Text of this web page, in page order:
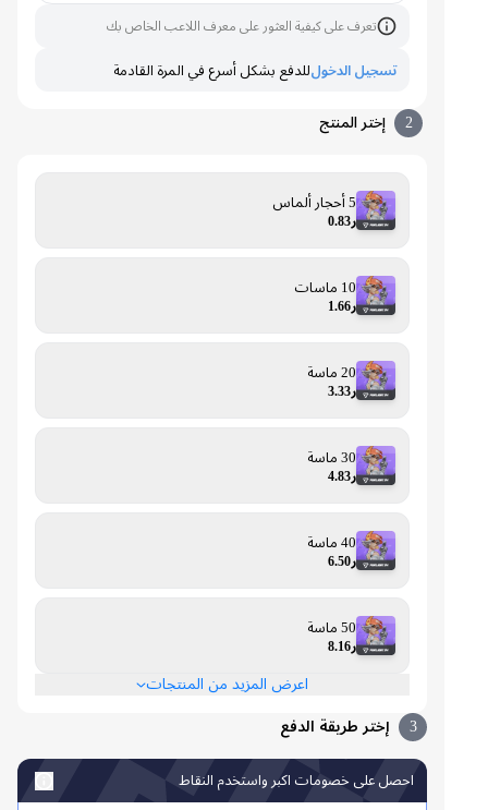
تعرف على كيفية العثور على معرف اللاعب الخاص بك
تسجيل الدخول للدفع بشكل أسرع في المرة القادمة
إختر المنتج
5 أحجار ألماس
ر0.83
10 ماسات
ر1.66
20 ماسة
ر3.33
30 ماسة
ر4.83
40 ماسة
ر6.50
50 ماسة
ر8.16
اعرض المزيد من المنتجات
إختر طريقة الدفع
احصل على خصومات اكبر واستخدم النقاط